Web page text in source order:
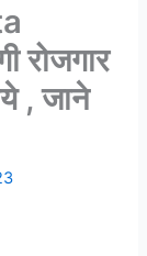
रोजगार
, जाने